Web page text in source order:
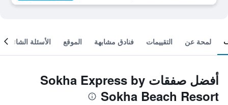
لمحة عن التقييمات فنادق مشابهة الموقع الأسئلة الشائعة
أفضل صفقات Sokha Express by
Sokha Beach Resort